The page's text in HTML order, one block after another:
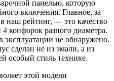
панелью, которую
включения. Главное, за
наш рейтинг, — это качество
конфорок разного диаметра.
эксплуатации не обнаружено.
сделан не из эмали, а из
особый стиль технике.
этой модели